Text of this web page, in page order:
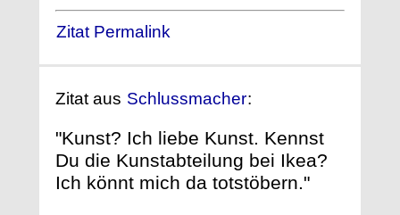
Zitat Permalink
Zitat aus Schlussmacher:
"Kunst? Ich liebe Kunst. Kennst
Du die Kunstabteilung bei Ikea?
Ich könnt mich da totstöbern."